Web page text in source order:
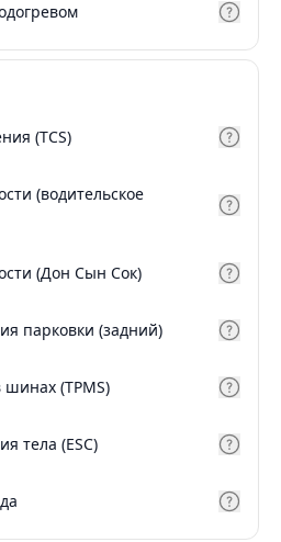
(TCS)
(водительское
(Дон Сын Сок)
парковки (задний)
(TPMS)
тела (ESC)